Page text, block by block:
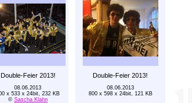
Double-Feier 2013! Double-Feier 2013!
08.06.2013
x 533 x 24bit, 232 KB
© Sascha Klahn
08.06.2013
800 x 598 x 24bit, 121 KB